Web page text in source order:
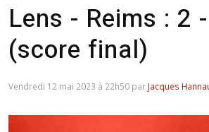
Lens - Reims : 2
(score final)
Vendredi 12 mai 2023 à 22h50 par Jacques